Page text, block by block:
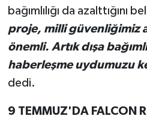
bağımlılığı da azalttığını
proje, milli güvenliğimiz
önemli. Artık dışa
haberleşme uydumuzu
dedi.
9 TEMMUZ'DA FALCON